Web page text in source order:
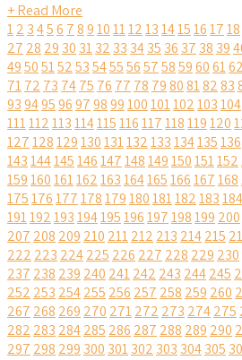
+ Read More
12 3456 789101112131415161718
27 28 29 30 3132 33 3435 36 37 38 39
4950515253545556575859606162
7172 73 7475 76 77 78 7980818283
93949596979899100101102103104
111112113114115116117118119120
127128129130131132133134135136
143144145146147148149150151152
159160161162163164165166167168
175176177178179180181182183184
191192193194195196197198199 200
207 208 209 210 211212 213 214215
222 223 224225 226 227 228 229 230
237 238 239 240 241242 243 244245
252 253 254255 256 257 258 259 260
267 268 269 270 271272 273 274275
282 283 284285 286 287 288 289 290
297 298 299 300 301302 303 304305